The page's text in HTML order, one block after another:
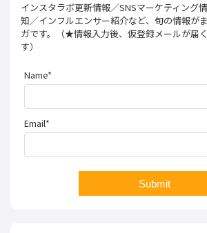
インスタラボ更新情報／SNSマーケティング
知／インフルエンサー紹介など、旬の情報が
ガです。（★情報入力後、仮登録メールが届
す）
Name*
Email*